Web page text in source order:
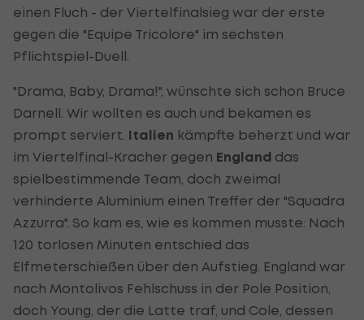
einen Fluch - der Viertelfinalsieg war der erste
gegen die "Equipe Tricolore" im sechsten
Pflichtspiel-Duell.
"Drama, Baby, Drama!", wünschte sich schon Bruce
Darnell. Wir wollten es auch und bekamen es
prompt serviert. Italien kämpfte beherzt und war
im Viertelfinal-Kracher gegen England das
spielbestimmende Team, doch zweimal
verhinderte Aluminium einen Treffer der "Squadra
Azzurra". So kam es, wie es kommen musste: Nach
120 torlosen Minuten entschied das
Elfmeterschießen über den Aufstieg. England war
nach Montolivos Fehlschuss in der Pole Position,
doch Young, der die Latte traf, und Cole, dessen